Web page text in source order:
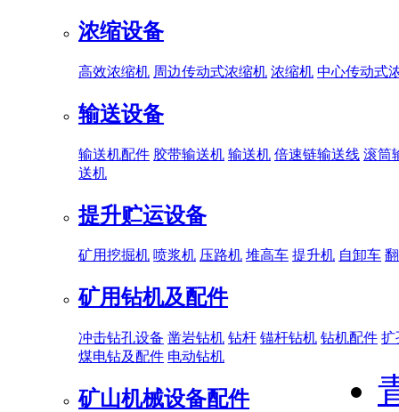
浓缩设备
高效浓缩机 周边传动式浓缩机 浓缩机 中心传动式
输送设备
输送机配件 胶带输送机 输送机 倍速链输送线 滚筒
送机
提升贮运设备
矿用挖掘机 喷浆机 压路机 堆高车 提升机 自卸车
矿用钻机及配件
冲击钻孔设备 凿岩钻机 钻杆 锚杆钻机 钻机配件 扩
煤电钻及配件 电动钻机
矿山机械设备配件